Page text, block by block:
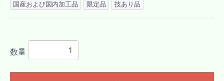
国産および国内加工品
限定品 技あり品
数量